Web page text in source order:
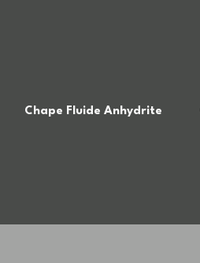
Chape Fluide Anhydrite